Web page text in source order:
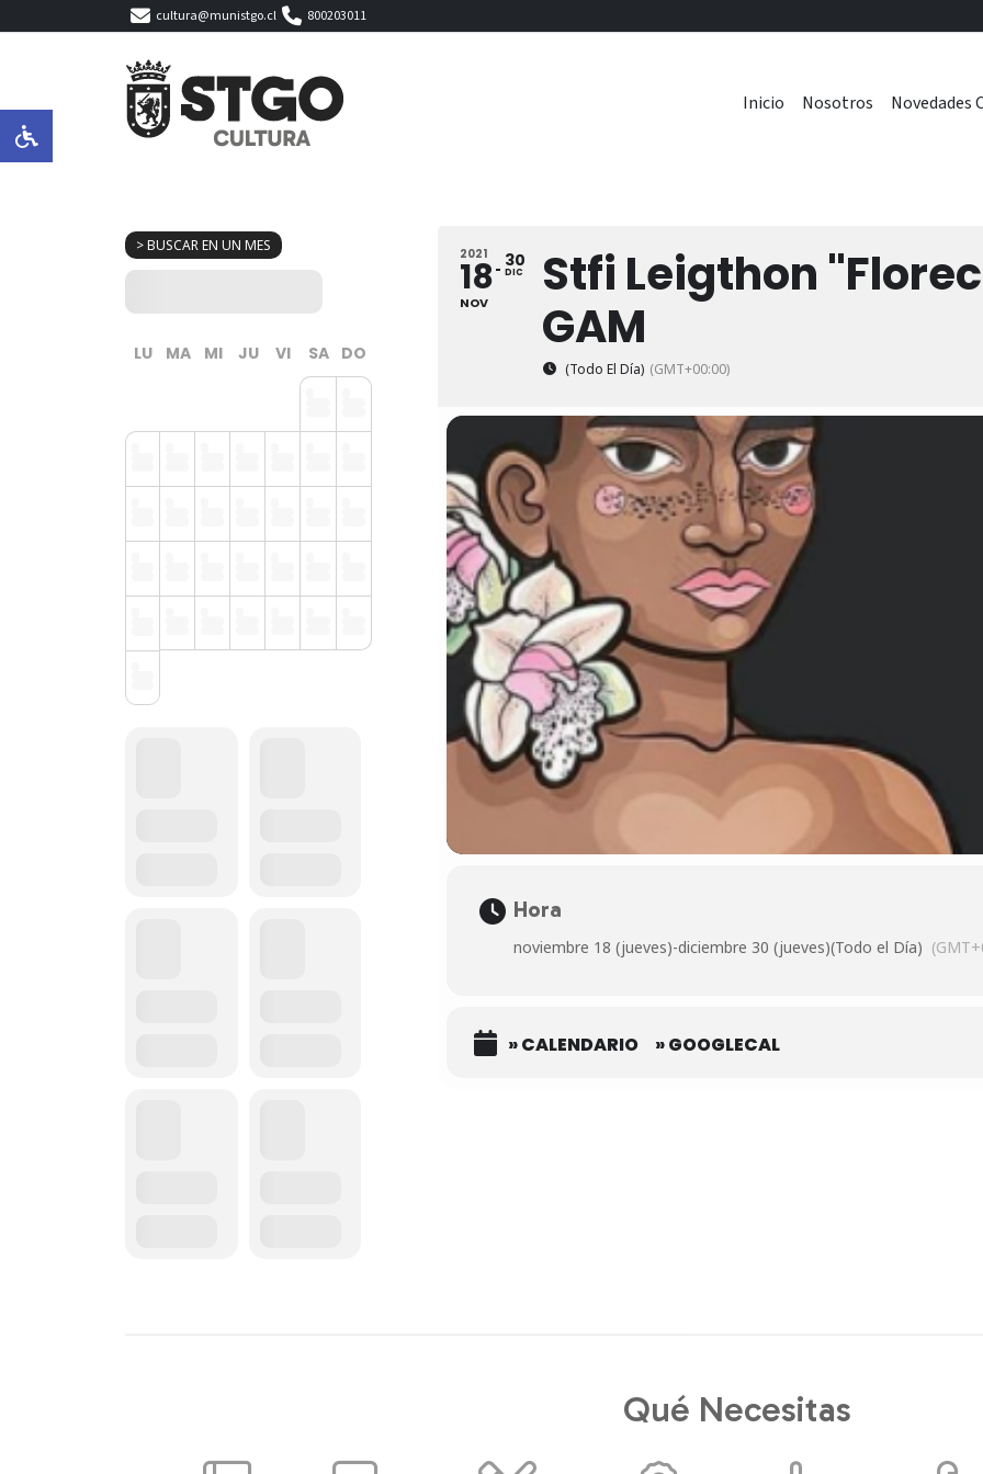
cultura@munistgo.cl 800203011
Inicio Nosotros Novedades
> BUSCAR EN UN MES
LU MA MI JU VI SA DO
2021
18
NOV
30
DIC
Stfi Leigthon
GAM
(Todo El Día) (GMT+00:00)
Hora
noviembre 18 (jueves)-diciembre 30 (jueves)(Todo el Día)
» CALENDARIO » GOOGLECAL
Qué Necesitas